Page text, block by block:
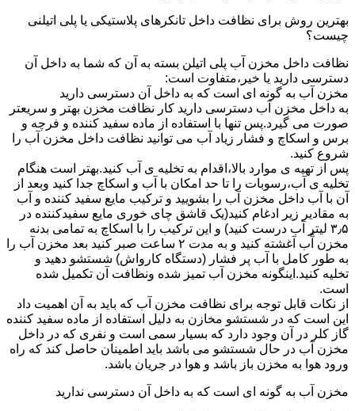
بهترین روش برای نظافت داخل تانکرهای پلاستیکی یا پلی اتیلنی
چیست؟
نظافت داخل مخزن آب پلی اتیلن بسته به آن که شما به داخل آن
دسترسی دارید یا خیر،متفاوت است:
مخزن آب به گونه ای است که به داخل آن دسترسی دارید
به داخل مخزن آب دسترسی دارید کار نظافت مخزن بهتر و سریعتر
صورت می گیرد.پس تنها با استفاده از ماده سفید کننده و فرچه و
برس و اسکاچ و فشار زیاد آب می توانید نظافت داخل مخزن آب را
شروع کنید.
پس از تهیه ی موارد بالا،اقدام به تخلیه ی آب کنید.بهتر است هنگام
تخلیه ی آب،رسوبات را تا حد امکان با آب و اسکاچ جدا کنید وبعد از
آن با آب داخل مخزن آب را بشویید و ترکیب مایع سفید کننده و آب
به مقادیر زیر ادغام کنید(یک قاشق چای خوری مایع سفیدکننده در
۳٫۵ لیتر آب درست کنید) و این ترکیب را با اسکاچ به تمامی بدنه
مخزن آّب آغشته کنید و به مدت ۲ ساعت صبر کنید بعد مخزن آب را
به طور کامل با آب پر فشار (دستگاه کارواش) شستشو دهید و
تخلیه کنید.اینگونه مخزن آب تمیز شده ونظافت آن تکمیل شده
است.
از نکات قابل توجه برای نظافت مخزن آب که باید به آن اهمیت داد
این است که در شستشو مخازن به دلیل استفاده از ماده سفید کننده
گاز کلر در آن وجود دارد که بسیار سمی است و نفری که در داخل
مخزن آب در حال شستشو می باشد باید اطمینان حاصل کند که راه
ورود هوا به مخزن باز باشد و هوا در جریان باشد.
مخزن آب به گونه ای است که به داخل آن دسترسی ندارید